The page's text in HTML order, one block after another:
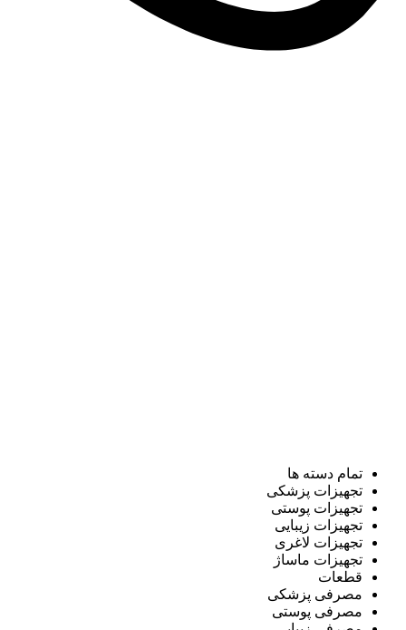
تمام دسته ها
تجهیزات پزشکی
تجهیزات پوستی
تجهیزات زیبایی
تجهیزات لاغری
تجهیزات ماساژ
قطعات
مصرفی پزشکی
مصرفی پوستی